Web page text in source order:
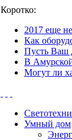
Коротко:
2017 еще
Как
Пусть Ваш
В Амурской
Могут ли
Умный дом